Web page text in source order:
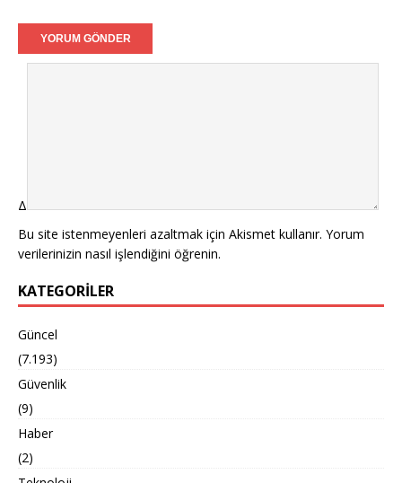
Δ
Bu site istenmeyenleri azaltmak için Akismet kullanır. Yorum
verilerinizin nasıl işlendiğini öğrenin.
KATEGORILER
Güncel
(7.193)
Güvenlik
(9)
Haber
(2)